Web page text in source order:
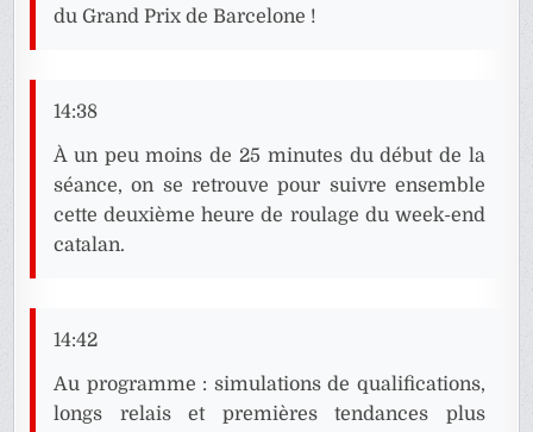
du Grand Prix de Barcelone !
14:38
À un peu moins de 25 minutes du début de la
séance, on se retrouve pour suivre ensemble
cette deuxième heure de roulage du week-end
catalan.
14:42
Au programme : simulations de qualifications,
longs relais et premières tendances plus